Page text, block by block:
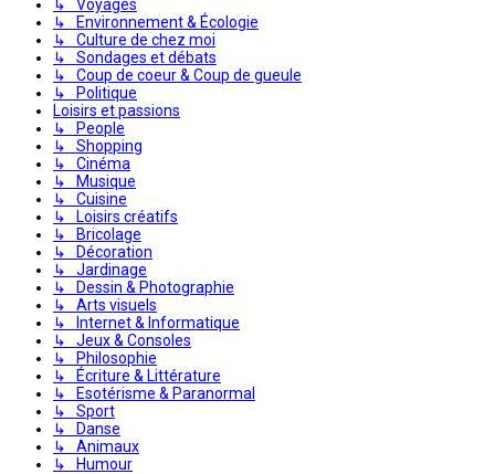
↳ Voyages
↳ Environnement & Écologie
↳ Culture de chez moi
↳ Sondages et débats
↳ Coup de coeur & Coup de gueule
↳ Politique
Loisirs et passions
↳ People
↳ Shopping
↳ Cinéma
↳ Musique
↳ Cuisine
↳ Loisirs créatifs
↳ Bricolage
↳ Décoration
↳ Jardinage
↳ Dessin & Photographie
↳ Arts visuels
↳ Internet & Informatique
↳ Jeux & Consoles
↳ Philosophie
↳ Écriture & Littérature
↳ Esotérisme & Paranormal
↳ Sport
↳ Danse
↳ Animaux
↳ Humour